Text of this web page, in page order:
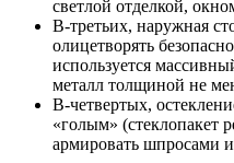
светлой отделкой,
В-третьих, наружная
олицетворять
используется
металл толщиной не
В-четвертых,
«голым» (стеклопакет
армировать шпросами